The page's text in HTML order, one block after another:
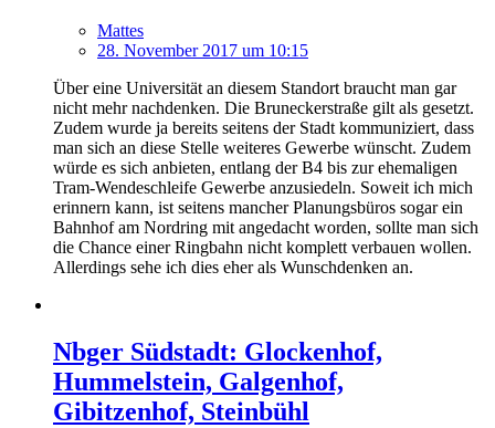
Mattes
28. November 2017 um 10:15
Über eine Universität an diesem Standort braucht man gar
nicht mehr nachdenken. Die Bruneckerstraße gilt als gesetzt.
Zudem wurde ja bereits seitens der Stadt kommuniziert, dass
man sich an diese Stelle weiteres Gewerbe wünscht. Zudem
würde es sich anbieten, entlang der B4 bis zur ehemaligen
Tram-Wendeschleife Gewerbe anzusiedeln. Soweit ich mich
erinnern kann, ist seitens mancher Planungsbüros sogar ein
Bahnhof am Nordring mit angedacht worden, sollte man sich
die Chance einer Ringbahn nicht komplett verbauen wollen.
Allerdings sehe ich dies eher als Wunschdenken an.
Nbger Südstadt: Glockenhof,
Hummelstein, Galgenhof,
Gibitzenhof, Steinbühl